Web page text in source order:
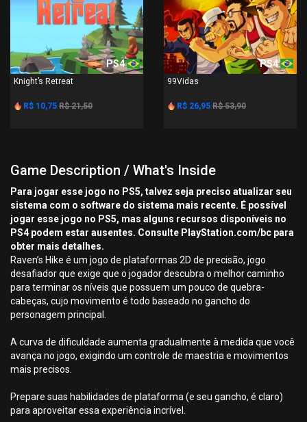
PS4
Knight’s Retreat
R$ 10,75 R$ 21,50
PS4
99Vidas
R$ 26,95 R$ 53,90
Game Description / What's Inside
Para jogar esse jogo no PS5, talvez seja preciso atualizar seu
sistema com o software do sistema mais recente. É possível
jogar esse jogo no PS5, mas alguns recursos disponíveis no
PS4 podem estar ausentes. Consulte PlayStation.com/bc para
obter mais detalhes.
Raven’s Hike é um jogo de plataformas 2D de precisão, jogo
desafiador que exige que o jogador descubra o melhor caminho
para terminar os níveis que possuem um pouco de quebra-
cabeças, cujo movimento é todo baseado no gancho do
personagem principal.
A curva de dificuldade aumenta gradualmente à medida que você
avança no jogo, exigindo um controle de maestria e movimentos
mais precisos.
Prepare suas habilidades de plataforma (e seu gancho, é claro)
para aproveitar essa experiência incrível.